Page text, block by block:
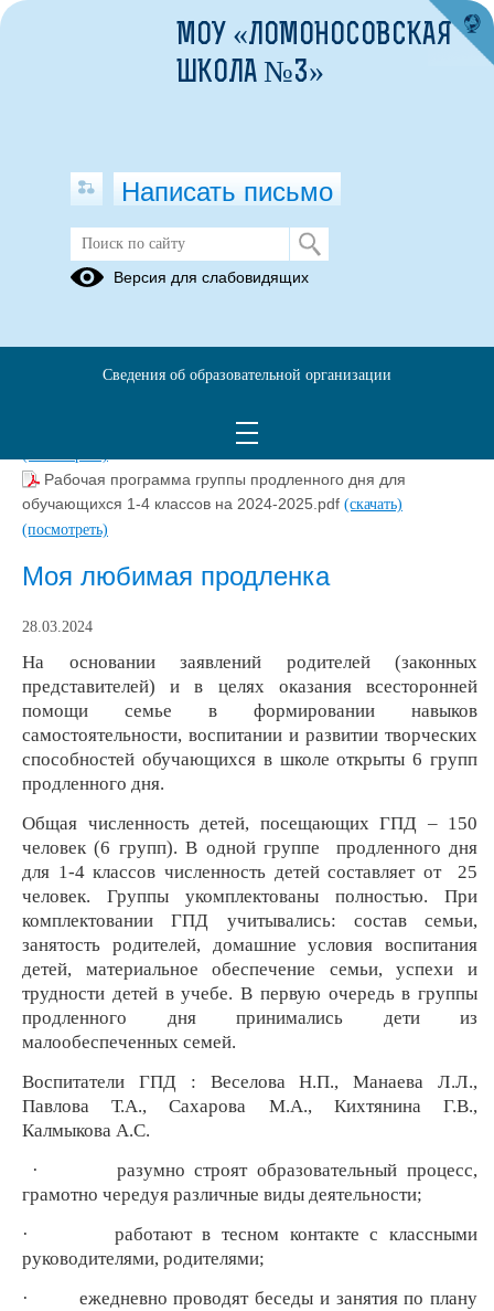
Группа продленного дня
Положение о группе продленного дня.pdf
Рабочая программа группы продленного дня для
обучающихся 1-4 классов на 2024-2025.pdf (скачать)
(посмотреть)
Моя любимая продленка
28.03.2024
На основании заявлений родителей (законных
представителей) и в целях оказания всесторонней
помощи семье в формировании навыков
самостоятельности, воспитании и развитии творческих
способностей обучающихся в школе открыты 6 групп
продленного дня.
Общая численность детей, посещающих ГПД – 150
человек (6 групп). В одной группе продленного дня
для 1-4 классов численность детей составляет от 25
человек. Группы укомплектованы полностью. При
комплектовании ГПД учитывались: состав семьи,
занятость родителей, домашние условия воспитания
детей, материальное обеспечение семьи, успехи и
трудности детей в учебе. В первую очередь в группы
продленного дня принимались дети из
малообеспеченных семей.
Воспитатели ГПД : Веселова Н.П., Манаева Л.Л.,
Павлова Т.А., Сахарова М.А., Кихтянина Г.В.,
Калмыкова А.С.
· разумно строят образовательный процесс,
грамотно чередуя различные виды деятельности;
· работают в тесном контакте с классными
руководителями, родителями;
· ежедневно проводят беседы и занятия по плану
МОУ «ЛОМОНОСОВСКАЯ
ШКОЛА №3»
Написать письмо
Версия для слабовидящих
Сведения об образовательной организации